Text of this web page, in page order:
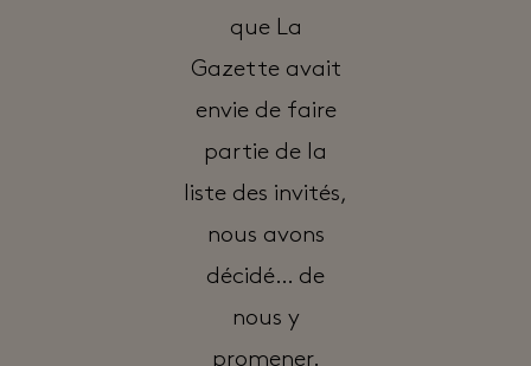
que La
Gazette avait
envie de faire
partie de la
liste des invités,
nous avons
décidé… de
nous y
promener.